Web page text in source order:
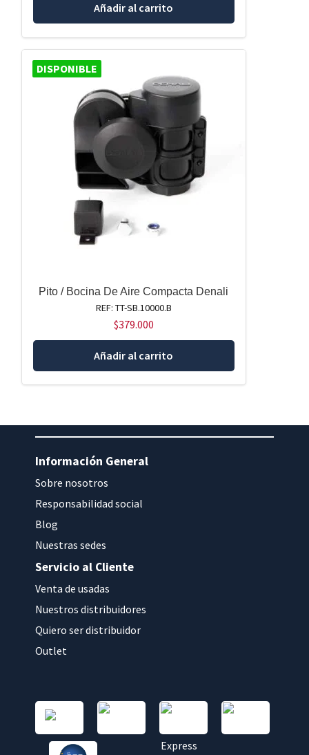
Añadir al carrito
DISPONIBLE
Pito / Bocina De Aire Compacta Denali
REF: TT-SB.10000.B
$379.000
Añadir al carrito
Información General
Sobre nosotros
Responsabilidad social
Blog
Nuestras sedes
Servicio al Cliente
Venta de usadas
Nuestros distribuidores
Quiero ser distribuidor
Outlet